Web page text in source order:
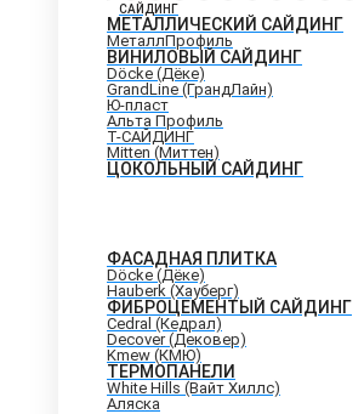
САЙДИНГ
МЕТАЛЛИЧЕСКИЙ САЙДИНГ
МеталлПрофиль
ВИНИЛОВЫЙ САЙДИНГ
Döcke (Дёке)
GrandLine (ГрандЛайн)
Ю-пласт
Альта Профиль
Т-САЙДИНГ
Mitten (Миттен)
ЦОКОЛЬНЫЙ САЙДИНГ
ФАСАДНАЯ ПЛИТКА
Döcke (Дёке)
Hauberk (Хауберг)
ФИБРОЦЕМЕНТЫЙ САЙДИНГ
Cedral (Кедрал)
Decover (Дековер)
Kmew (КМЮ)
ТЕРМОПАНЕЛИ
White Hills (Вайт Хиллс)
Аляска